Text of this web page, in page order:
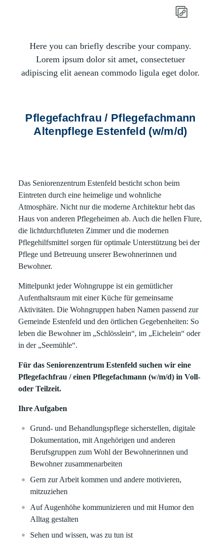
Here you can briefly describe your company.
Lorem ipsum dolor sit amet, consectetuer
adipiscing elit aenean commodo ligula eget dolor.
Pflegefachfrau / Pflegefachmann
Altenpflege Estenfeld (w/m/d)
Das Seniorenzentrum Estenfeld besticht schon beim
Eintreten durch eine heimelige und wohnliche
Atmosphäre. Nicht nur die moderne Architektur hebt das
Haus von anderen Pflegeheimen ab. Auch die hellen Flure,
die lichtdurchfluteten Zimmer und die modernen
Pflegehilfsmittel sorgen für optimale Unterstützung bei der
Pflege und Betreuung unserer Bewohnerinnen und
Bewohner.
Mittelpunkt jeder Wohngruppe ist ein gemütlicher
Aufenthaltsraum mit einer Küche für gemeinsame
Aktivitäten. Die Wohngruppen haben Namen passend zur
Gemeinde Estenfeld und den örtlichen Gegebenheiten: So
leben die Bewohner im „Schlösslein“, im „Eichelein“ oder
in der „Seemühle“.
Für das Seniorenzentrum Estenfeld suchen wir eine
Pflegefachfrau / einen Pflegefachmann (w/m/d) in Voll-
oder Teilzeit.
Ihre Aufgaben
Grund- und Behandlungspflege sicherstellen, digitale
Dokumentation, mit Angehörigen und anderen
Berufsgruppen zum Wohl der Bewohnerinnen und
Bewohner zusammenarbeiten
Gern zur Arbeit kommen und andere motivieren,
mitzuziehen
Auf Augenhöhe kommunizieren und mit Humor den
Alltag gestalten
Sehen und wissen, was zu tun ist